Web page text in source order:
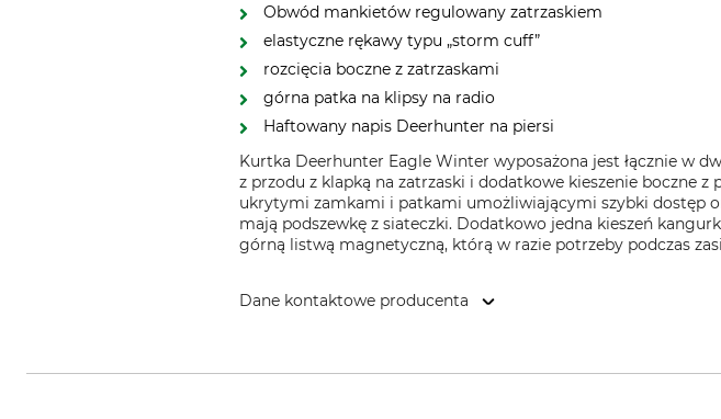
Obwód mankietów regulowany zatrzaskiem
elastyczne rękawy typu „storm cuff”
rozcięcia boczne z zatrzaskami
górna patka na klipsy na radio
Haftowany napis Deerhunter na piersi
Kurtka Deerhunter Eagle Winter wyposażona jest łącznie w
z przodu z klapką na zatrzaski i dodatkowe kieszenie boczne
ukrytymi zamkami i patkami umożliwiającymi szybki dostęp
mają podszewkę z siateczki. Dodatkowo jedna kieszeń
górną listwą magnetyczną, którą w razie potrzeby podczas
Dane kontaktowe producenta